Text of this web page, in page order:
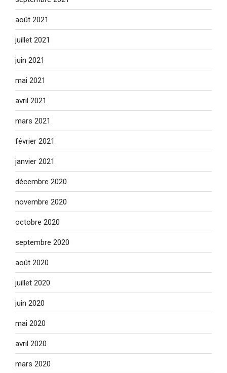
août 2021
juillet 2021
juin 2021
mai 2021
avril 2021
mars 2021
février 2021
janvier 2021
décembre 2020
novembre 2020
octobre 2020
septembre 2020
août 2020
juillet 2020
juin 2020
mai 2020
avril 2020
mars 2020